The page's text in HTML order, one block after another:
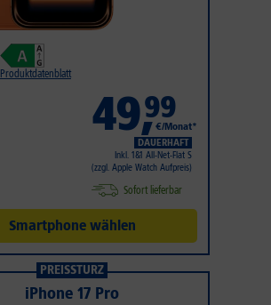
Produktdatenblatt
49,99
€/Monat*
DAUERHAFT
Inkl. 1&1 All-Net-Flat S
(zzgl. Apple Watch Aufpreis)
Sofort lieferbar
Smartphone wählen
PREISSTURZ
iPhone 17 Pro